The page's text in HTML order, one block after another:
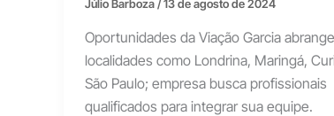
Júlio Barboza/13 de agosto de 2024
Oportunidades da Viação Garcia
localidades como Londrina, Maringá,
São Paulo; empresa busca profissionais
qualificados para integrar sua equipe.